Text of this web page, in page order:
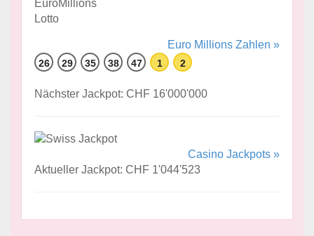
Euro Millions Zahlen »
26 29 35 38 47 1 2
Nächster Jackpot: CHF 16'000'000
Casino Jackpots »
Aktueller Jackpot: CHF 1'044'523